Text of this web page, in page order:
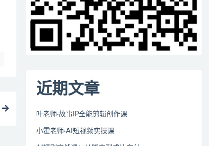
近期文章
叶老师·故事IP全能剪辑创作课
小霍老师·AI短视频实操课